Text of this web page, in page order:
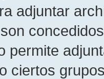
adjuntar
permite
ciertos